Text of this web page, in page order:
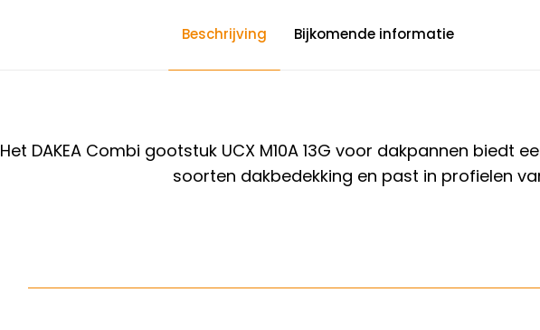
Beschrijving Bijkomende informatie
Het DAKEA Combi gootstuk UCX M10A 13G voor dakpannen biedt
soorten dakbedekking en past in profielen